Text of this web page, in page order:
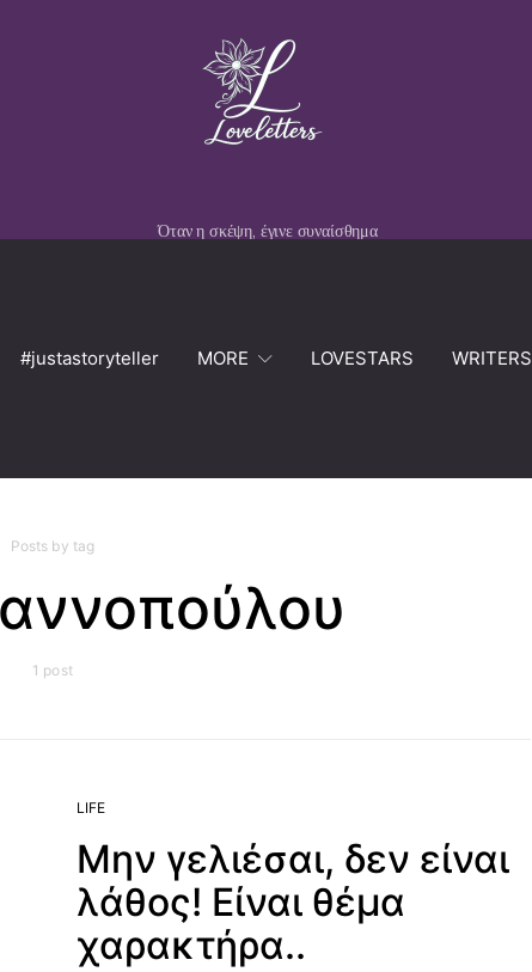
Όταν η σκέψη, έγινε συναίσθημα
#justastoryteller MORE LOVESTARS WRITERS
Posts by tag
1 post
LIFE
Μην γελιέσαι, δεν είναι
λάθος! Είναι θέμα
χαρακτήρα..